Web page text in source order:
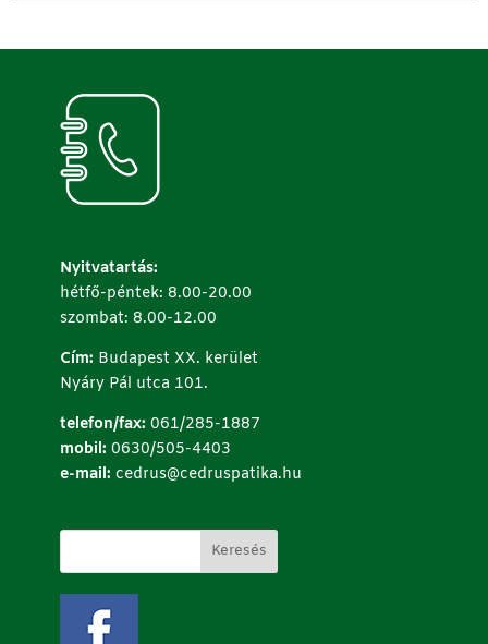
Nyitvatartás:
hétfő-péntek: 8.00-20.00
szombat: 8.00-12.00
Cím: Budapest XX. kerület
Nyáry Pál utca 101.
telefon/fax: 061/285-1887
mobil: 0630/505-4403
e-mail: cedrus@cedruspatika.hu